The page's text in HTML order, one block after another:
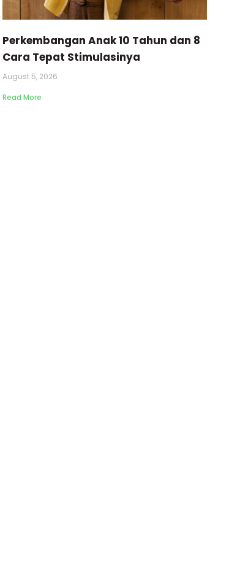
Perkembangan Anak 10 Tahun dan 8
Cara Tepat Stimulasinya
August 5, 2026
Read More